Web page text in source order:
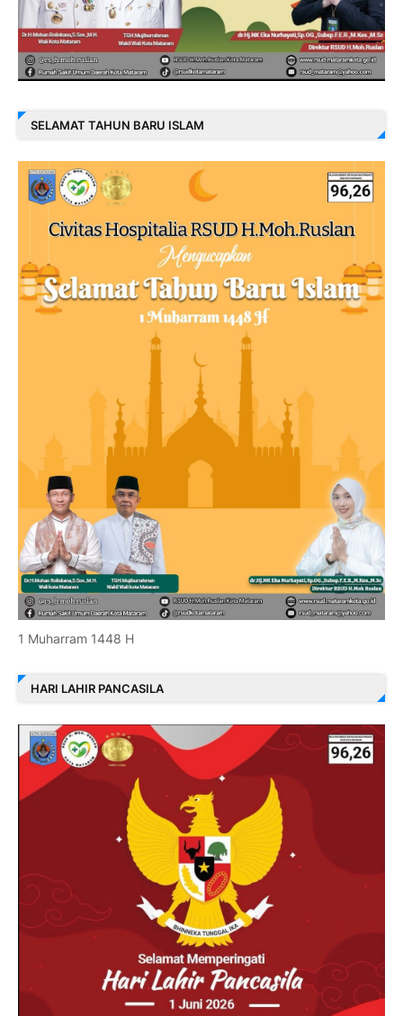
SELAMAT TAHUN BARU ISLAM
1 Muharram 1448 H
HARI LAHIR PANCASILA